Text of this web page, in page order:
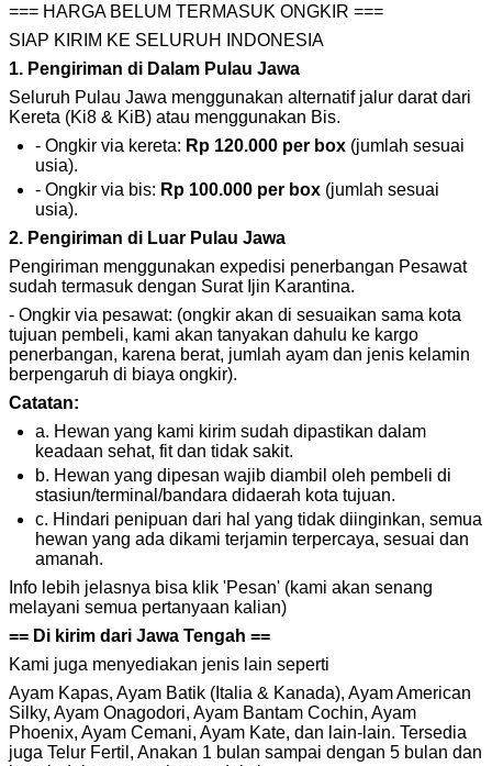
=== HARGA BELUM TERMASUK ONGKIR ===
SIAP KIRIM KE SELURUH INDONESIA
1. Pengiriman di Dalam Pulau Jawa
Seluruh Pulau Jawa menggunakan alternatif jalur darat dari
Kereta (Ki8 & KiB) atau menggunakan Bis.
- Ongkir via kereta: Rp 120.000 per box (jumlah sesuai
usia).
- Ongkir via bis: Rp 100.000 per box (jumlah sesuai
usia).
2. Pengiriman di Luar Pulau Jawa
Pengiriman menggunakan expedisi penerbangan Pesawat
sudah termasuk dengan Surat Ijin Karantina.
- Ongkir via pesawat: (ongkir akan di sesuaikan sama kota
tujuan pembeli, kami akan tanyakan dahulu ke kargo
penerbangan, karena berat, jumlah ayam dan jenis kelamin
berpengaruh di biaya ongkir).
Catatan:
a. Hewan yang kami kirim sudah dipastikan dalam
keadaan sehat, fit dan tidak sakit.
b. Hewan yang dipesan wajib diambil oleh pembeli di
stasiun/terminal/bandara didaerah kota tujuan.
c. Hindari penipuan dari hal yang tidak diinginkan, semua
hewan yang ada dikami terjamin terpercaya, sesuai dan
amanah.
Info lebih jelasnya bisa klik 'Pesan' (kami akan senang
melayani semua pertanyaan kalian)
== Di kirim dari Jawa Tengah ==
Kami juga menyediakan jenis lain seperti
Ayam Kapas, Ayam Batik (Italia & Kanada), Ayam American
Silky, Ayam Onagodori, Ayam Bantam Cochin, Ayam
Phoenix, Ayam Cemani, Ayam Kate, dan lain-lain. Tersedia
juga Telur Fertil, Anakan 1 bulan sampai dengan 5 bulan dan